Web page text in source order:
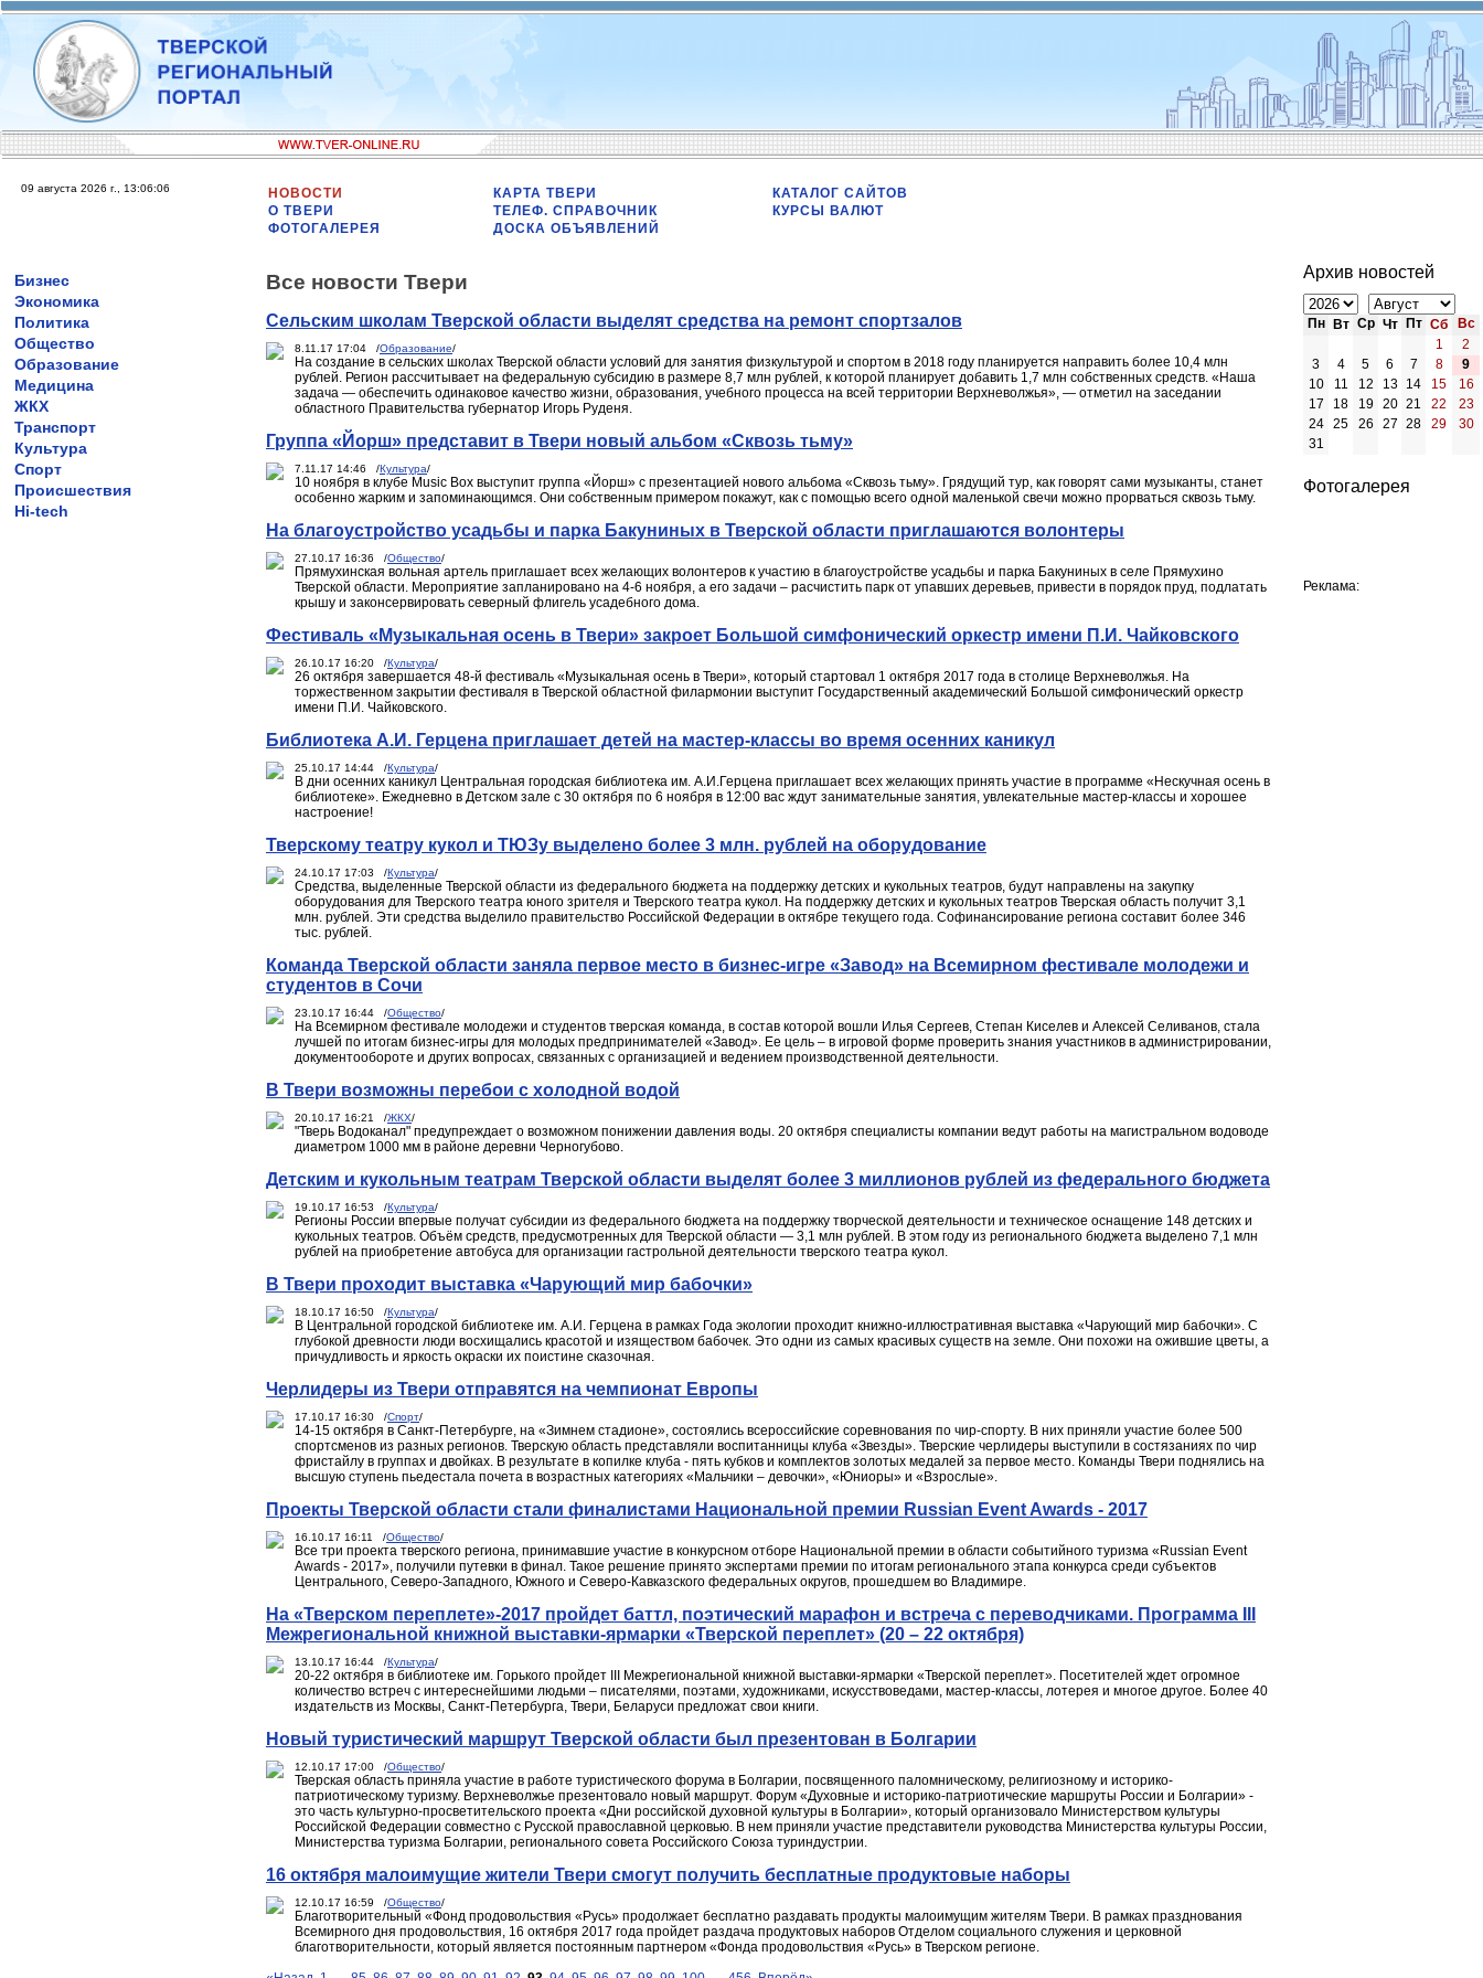
09 августа 2026 г., 13:06:06
НОВОСТИ
О ТВЕРИ
ФОТОГАЛЕРЕЯ
КАРТА ТВЕРИ
ТЕЛЕФ. СПРАВОЧНИК
ДОСКА ОБЪЯВЛЕНИЙ
КАТАЛОГ САЙТОВ
КУРСЫ ВАЛЮТ
Бизнес
Экономика
Политика
Общество
Образование
Медицина
ЖКХ
Транспорт
Культура
Спорт
Происшествия
Hi-tech
Все новости Твери
Сельским школам Тверской области выделят средства на ремонт спортзалов
8.11.17 17:04 /Образование/
На создание в сельских школах Тверской области условий для занятия физкультурой и спортом в 2018 году планируется направить более 10,4 млн
рублей. Регион рассчитывает на федеральную субсидию в размере 8,7 млн рублей, к которой планирует добавить 1,7 млн собственных средств. «Наша
задача — обеспечить одинаковое качество жизни, образования, учебного процесса на всей территории Верхневолжья», — отметил на заседании
областного Правительства губернатор Игорь Руденя.
Группа «Йорш» представит в Твери новый альбом «Сквозь тьму»
7.11.17 14:46 /Культура/
10 ноября в клубе Music Box выступит группа «Йорш» с презентацией нового альбома «Сквозь тьму». Грядущий тур, как говорят сами музыканты, станет
особенно жарким и запоминающимся. Они собственным примером покажут, как с помощью всего одной маленькой свечи можно прорваться сквозь тьму.
На благоустройство усадьбы и парка Бакуниных в Тверской области приглашаются волонтеры
27.10.17 16:36 /Общество/
Прямухинская вольная артель приглашает всех желающих волонтеров к участию в благоустройстве усадьбы и парка Бакуниных в селе Прямухино
Тверской области. Мероприятие запланировано на 4-6 ноября, а его задачи – расчистить парк от упавших деревьев, привести в порядок пруд, подлатать
крышу и законсервировать северный флигель усадебного дома.
Фестиваль «Музыкальная осень в Твери» закроет Большой симфонический оркестр имени П.И. Чайковского
26.10.17 16:20 /Культура/
26 октября завершается 48-й фестиваль «Музыкальная осень в Твери», который стартовал 1 октября 2017 года в столице Верхневолжья. На
торжественном закрытии фестиваля в Тверской областной филармонии выступит Государственный академический Большой симфонический оркестр
имени П.И. Чайковского.
Библиотека А.И. Герцена приглашает детей на мастер-классы во время осенних каникул
25.10.17 14:44 /Культура/
В дни осенних каникул Центральная городская библиотека им. А.И.Герцена приглашает всех желающих принять участие в программе «Нескучная осень в
библиотеке». Ежедневно в Детском зале с 30 октября по 6 ноября в 12:00 вас ждут занимательные занятия, увлекательные мастер-классы и хорошее
настроение!
Тверскому театру кукол и ТЮЗу выделено более 3 млн. рублей на оборудование
24.10.17 17:03 /Культура/
Средства, выделенные Тверской области из федерального бюджета на поддержку детских и кукольных театров, будут направлены на закупку
оборудования для Тверского театра юного зрителя и Тверского театра кукол. На поддержку детских и кукольных театров Тверская область получит 3,1
млн. рублей. Эти средства выделило правительство Российской Федерации в октябре текущего года. Софинансирование региона составит более 346
тыс. рублей.
Команда Тверской области заняла первое место в бизнес-игре «Завод» на Всемирном фестивале молодежи и
студентов в Сочи
23.10.17 16:44 /Общество/
На Всемирном фестивале молодежи и студентов тверская команда, в состав которой вошли Илья Сергеев, Степан Киселев и Алексей Селиванов, стала
лучшей по итогам бизнес-игры для молодых предпринимателей «Завод». Ее цель – в игровой форме проверить знания участников в администрировании,
документообороте и других вопросах, связанных с организацией и ведением производственной деятельности.
В Твери возможны перебои с холодной водой
20.10.17 16:21 /ЖКХ/
"Тверь Водоканал" предупреждает о возможном понижении давления воды. 20 октября специалисты компании ведут работы на магистральном водоводе
диаметром 1000 мм в районе деревни Черногубово.
Детским и кукольным театрам Тверской области выделят более 3 миллионов рублей из федерального бюджета
19.10.17 16:53 /Культура/
Регионы России впервые получат субсидии из федерального бюджета на поддержку творческой деятельности и техническое оснащение 148 детских и
кукольных театров. Объём средств, предусмотренных для Тверской области — 3,1 млн рублей. В этом году из регионального бюджета выделено 7,1 млн
рублей на приобретение автобуса для организации гастрольной деятельности тверского театра кукол.
В Твери проходит выставка «Чарующий мир бабочки»
18.10.17 16:50 /Культура/
В Центральной городской библиотеке им. А.И. Герцена в рамках Года экологии проходит книжно-иллюстративная выставка «Чарующий мир бабочки». С
глубокой древности люди восхищались красотой и изяществом бабочек. Это одни из самых красивых существ на земле. Они похожи на ожившие цветы, а
причудливость и яркость окраски их поистине сказочная.
Черлидеры из Твери отправятся на чемпионат Европы
17.10.17 16:30 /Спорт/
14-15 октября в Санкт-Петербурге, на «Зимнем стадионе», состоялись всероссийские соревнования по чир-спорту. В них приняли участие более 500
спортсменов из разных регионов. Тверскую область представляли воспитанницы клуба «Звезды». Тверские черлидеры выступили в состязаниях по чир
фристайлу в группах и двойках. В результате в копилке клуба - пять кубков и комплектов золотых медалей за первое место. Команды Твери поднялись на
высшую ступень пьедестала почета в возрастных категориях «Мальчики – девочки», «Юниоры» и «Взрослые».
Проекты Тверской области стали финалистами Национальной премии Russian Event Awards - 2017
16.10.17 16:11 /Общество/
Все три проекта тверского региона, принимавшие участие в конкурсном отборе Национальной премии в области событийного туризма «Russian Event
Awards - 2017», получили путевки в финал. Такое решение принято экспертами премии по итогам регионального этапа конкурса среди субъектов
Центрального, Северо-Западного, Южного и Северо-Кавказского федеральных округов, прошедшем во Владимире.
На «Тверском переплете»-2017 пройдет баттл, поэтический марафон и встреча с переводчиками. Программа III
Межрегиональной книжной выставки-ярмарки «Тверской переплет» (20 – 22 октября)
13.10.17 16:44 /Культура/
20-22 октября в библиотеке им. Горького пройдет III Межрегиональной книжной выставки-ярмарки «Тверской переплет». Посетителей ждет огромное
количество встреч с интереснейшими людьми – писателями, поэтами, художниками, искусствоведами, мастер-классы, лотерея и многое другое. Более 40
издательств из Москвы, Санкт-Петербурга, Твери, Беларуси предложат свои книги.
Новый туристический маршрут Тверской области был презентован в Болгарии
12.10.17 17:00 /Общество/
Тверская область приняла участие в работе туристического форума в Болгарии, посвященного паломническому, религиозному и историко-
патриотическому туризму. Верхневолжье презентовало новый маршрут. Форум «Духовные и историко-патриотические маршруты России и Болгарии» -
это часть культурно-просветительского проекта «Дни российской духовной культуры в Болгарии», который организовало Министерством культуры
Российской Федерации совместно с Русской православной церковью. В нем приняли участие представители руководства Министерства культуры России,
Министерства туризма Болгарии, регионального совета Российского Союза туриндустрии.
16 октября малоимущие жители Твери смогут получить бесплатные продуктовые наборы
12.10.17 16:59 /Общество/
Благотворительный «Фонд продовольствия «Русь» продолжает бесплатно раздавать продукты малоимущим жителям Твери. В рамках празднования
Всемирного дня продовольствия, 16 октября 2017 года пройдет раздача продуктовых наборов Отделом социального служения и церковной
благотворительности, который является постоянным партнером «Фонда продовольствия «Русь» в Тверском регионе.
Архив новостей
Пн Вт Ср Чт Пт Сб
Вс
1
2
3
4 5 6 7 8
9
10
11 12 13 14 15
16
17
18 19 20 21 22
23
24
25 26 27 28 29
30
31
Фотогалерея
Реклама: